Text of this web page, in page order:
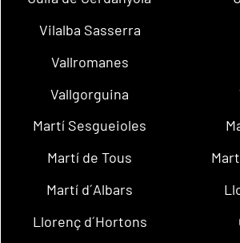
Vilalba Sasserra
Vallromanes
Vallgorguina
Martí Sesgueioles
Martí de Tous
Martí d´Albars
Llorenç d´Hortons